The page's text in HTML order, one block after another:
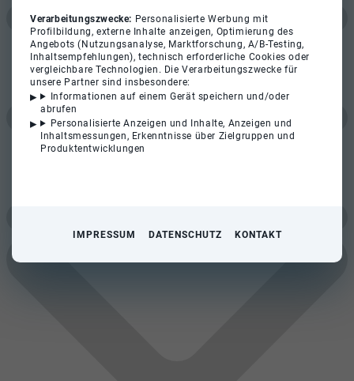
Verarbeitungszwecke: Personalisierte Werbung mit
Profilbildung, externe Inhalte anzeigen, Optimierung des
Angebots (Nutzungsanalyse, Marktforschung, A/B-Testing,
Inhaltsempfehlungen), technisch erforderliche Cookies oder
vergleichbare Technologien. Die Verarbeitungszwecke für
unsere Partner sind insbesondere:
Informationen auf einem Gerät speichern und/oder
abrufen
Personalisierte Anzeigen und Inhalte, Anzeigen und
Inhaltsmessungen, Erkenntnisse über Zielgruppen und
Produktentwicklungen
IMPRESSUM DATENSCHUTZ KONTAKT